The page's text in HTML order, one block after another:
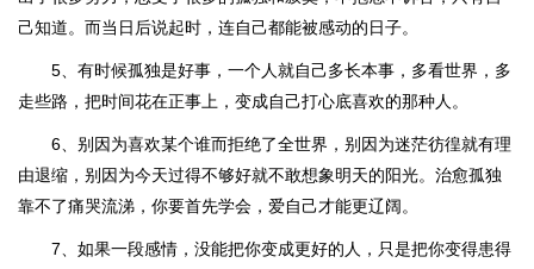
己知道。而当日后说起时，连自己都能被感动的日子。
5、有时候孤独是好事，一个人就自己多长本事，多看世界，多
走些路，把时间花在正事上，变成自己打心底喜欢的那种人。
6、别因为喜欢某个谁而拒绝了全世界，别因为迷茫彷徨就有理
由退缩，别因为今天过得不够好就不敢想象明天的阳光。治愈孤独
靠不了痛哭流涕，你要首先学会，爱自己才能更辽阔。
7、如果一段感情，没能把你变成更好的人，只是把你变得患得